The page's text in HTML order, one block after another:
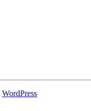
WordPress